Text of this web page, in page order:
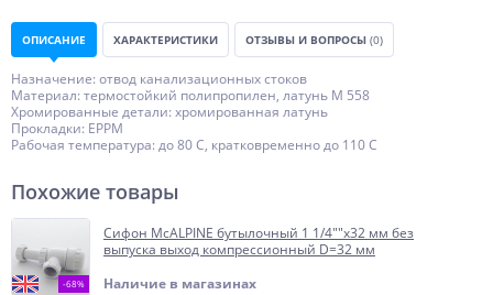
ОПИСАНИЕ ХАРАКТЕРИСТИКИ ОТЗЫВЫ И ВОПРОСЫ (0)
Назначение: отвод канализационных стоков
Материал: термостойкий полипропилен, латунь М 558
Хромированные детали: хромированная латунь
Прокладки: ЕРРМ
Рабочая температура: до 80 С, кратковременно до 110 С
Похожие товары
-68%
Сифон McALPINE бутылочный 1 1/4""x32 мм без
выпуска выход компрессионный D=32 мм
Наличие в магазинах